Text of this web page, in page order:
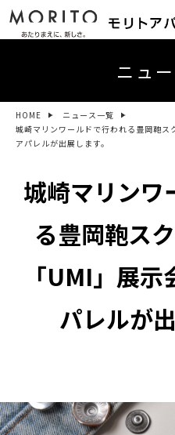
ニュ
HOME
ニュース一覧
城崎マリンワールドで行われる豊岡鞄
アパレルが出展します。
城崎マリンワ
る豊岡鞄ス
「UMI」展
パレルが